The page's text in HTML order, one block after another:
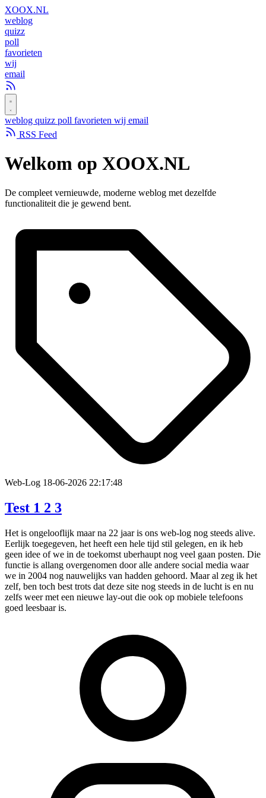
XOOX.NL
weblog
quizz
poll
favorieten
wij
email
weblog quizz poll favorieten wij email
RSS Feed
Welkom op XOOX.NL
De compleet vernieuwde, moderne weblog met dezelfde
functionaliteit die je gewend bent.
Web-Log 18-06-2026 22:17:48
Test 1 2 3
Het is ongelooflijk maar na 22 jaar is ons web-log nog steeds alive.
Eerlijk toegegeven, het heeft een hele tijd stil gelegen, en ik heb
geen idee of we in de toekomst uberhaupt nog veel gaan posten. Die
functie is allang overgenomen door alle andere social media waar
we in 2004 nog nauwelijks van hadden gehoord. Maar al zeg ik het
zelf, ben toch best trots dat deze site nog steeds in de lucht is en nu
zelfs weer met een nieuwe lay-out die ook op mobiele telefoons
goed leesbaar is.